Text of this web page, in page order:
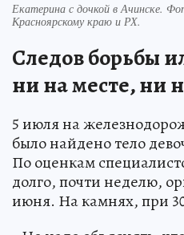
Екатерина с дочкой в Ачинске.
Красноярскому краю и РХ.
Следов борьбы
ни на месте, ни
5 июля на
было найдено тело
По оценкам
долго, почти неделю,
июня. На камнях, при